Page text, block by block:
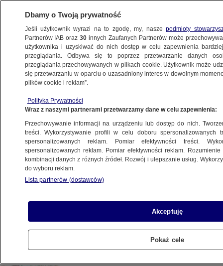
BIZNES
PIENIĄDZE
"Rekordowy przelew trafi do Polski
pod choinkę". Pieniądze z KPO
na kolejnym etapie
NAJNOWSZE
Minister finansów: ceny energii mogą
być zamrożone do końca 2025 roku.
Bon w drugiej połowie
Dobre wiadomości ze sklepów.
Dbamy o Twoją prywatność
Jeśli użytkownik wyrazi na to zgodę, my, naszepodmioty
Partnerów IAB oraz30 innych Zaufanych Partnerów może
użytkownika i uzyskiwać do nich dostęp w celu zapewnienia
przeglądania. Odbywa się to poprzez przetwarzanie danych
przeglądania przechowywanych w plikach cookie. Użytkownik może
się przetwarzaniu w oparciu o uzasadniony interes w dowolnym
plików cookie i reklam”.
Polityka Prywatności
Wraz z naszymi partnerami przetwarzamy dane w celu zapewnienia:
Przechowywanie informacji na urządzeniu lub dostęp do nich.
treści. Wykorzystywanie profili w celu doboru spersonalizowanych
spersonalizowanych reklam. Pomiar efektywności treści.
spersonalizowanych reklam. Pomiar efektywności reklam.
kombinacji danych z różnych źródeł. Rozwój i ulepszanie usług.
do wyboru reklam.
Lista partnerów (dostawców)
Akceptuję
Pokaż cele